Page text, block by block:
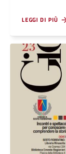
LEGGI DI PIÙ